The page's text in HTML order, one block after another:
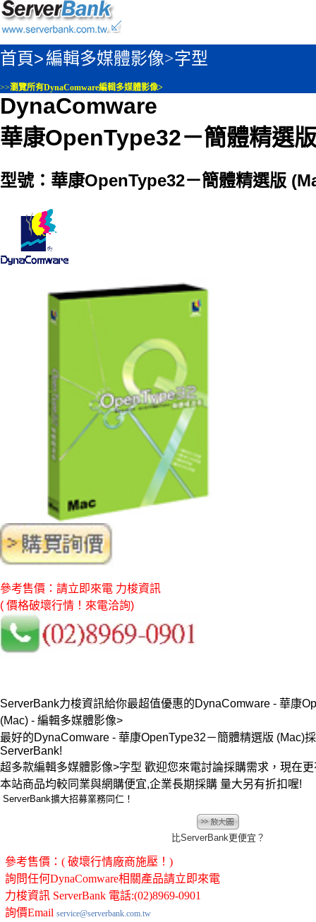
首頁>編輯多媒體影像>字型
>>瀏覽所有DynaComware編輯多媒體影像>
DynaComware
華康OpenType32－簡體精選
型號：華康OpenType32－簡體精選版
參考售價：請立即來電 力梭資訊
( 價格破壞行情！來電洽詢)
ServerBank力梭資訊給你最超值優惠的DynaComware - 華康
(Mac) - 編輯多媒體影像>
最好的DynaComware - 華康OpenType32－簡體精選版 (Mac)
ServerBank!
超多款編輯多媒體影像>字型 歡迎您來電討論採購需求，現在
本站商品均較同業與網購便宜,企業長期採購 量大另有折扣喔!
ServerBank擴大招募業務同仁！
比ServerBank更便宜？
參考售價：( 破壞行情廠商施壓！)
詢問任何DynaComware相關產品請立即來電
力梭資訊 ServerBank 電話:(02)8969-0901
詢價Email service@serverbank.com.tw